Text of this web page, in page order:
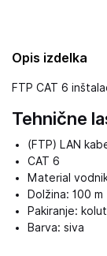
Opis izdelka
FTP CAT 6
Tehnične
(FTP) LAN
CAT 6
Material
Dolžina: 100 m
Pakiranje: kolut
Barva: siva